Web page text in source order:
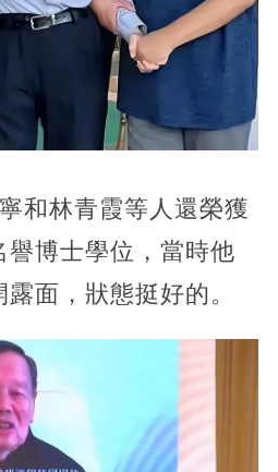
和林青霞等人還榮獲
譽博士學位，當時他
面，狀態挺好的。